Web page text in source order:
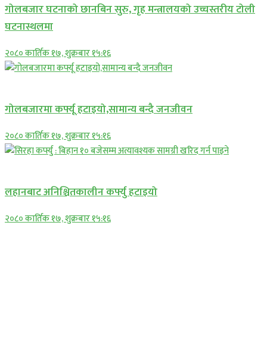
गोलबजार घटनाको छानबिन सुरु, गृह मन्त्रालयको उच्चस्तरीय टोली
घटनास्थलमा
२०८० कार्तिक १७, शुक्रबार १५:१६
गोलबजारमा कर्फ्यू हटाइयो,सामान्य बन्दै जनजीवन
२०८० कार्तिक १७, शुक्रबार १५:१६
लहानबाट अनिश्चितकालीन कर्फ्यु हटाइयो
२०८० कार्तिक १७, शुक्रबार १५:१६